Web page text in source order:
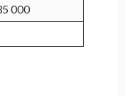
000